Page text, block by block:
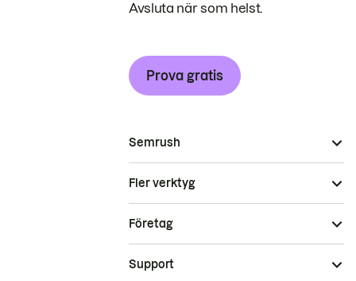
Avsluta när som helst.
Prova gratis
Semrush
Fler verktyg
Företag
Support